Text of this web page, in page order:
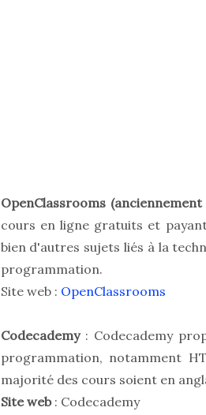
OpenClassrooms
cours en ligne gratuits et
bien d'autres sujets liés à la
programmation.
Site web : OpenClassrooms
Codecademy : Codecademy
programmation, notamment
majorité des cours soient en
Site web: Codecademy